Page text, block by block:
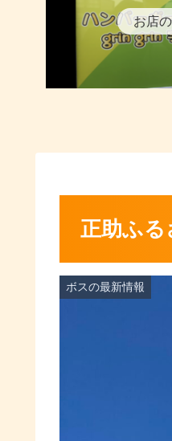
お店
正助ふ
ボスの最新情報